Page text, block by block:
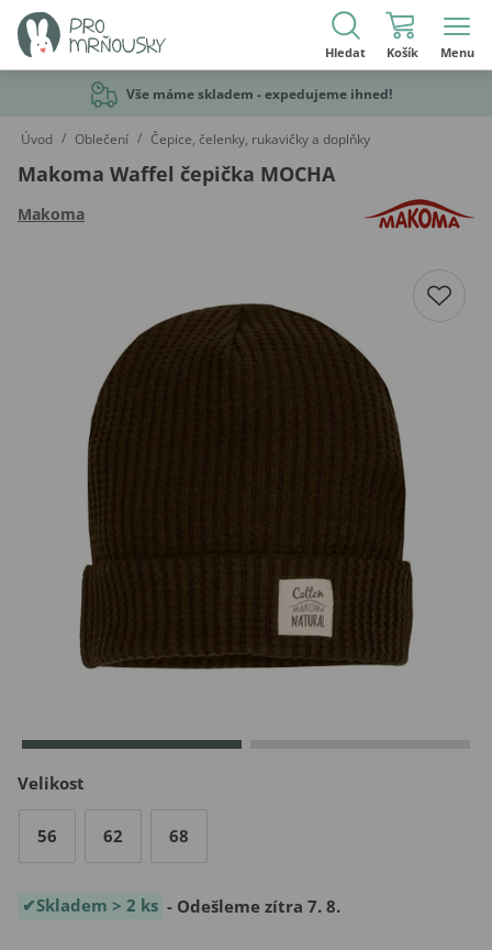
Hledat Košík Menu
Vše máme skladem - expedujeme ihned!
Úvod / Oblečení / Čepice, čelenky, rukavičky a doplňky
Makoma Waffel čepička MOCHA
Makoma
Velikost
56 62 68
Skladem > 2 ks - Odešleme zítra 7. 8.